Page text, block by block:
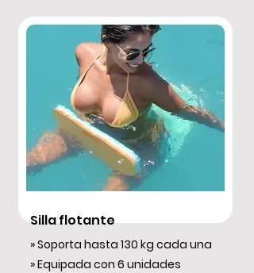
Silla flotante
» Soporta hasta 130 kg cada una
» Equipada con 6 unidades